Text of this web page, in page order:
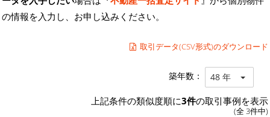
の情報を入力し、お申し込みください。
取引データ(CSV形式)のダウンロード
築年数： 48 年
上記条件の類似度順に3件の取引事例を表示
(全 3件中)